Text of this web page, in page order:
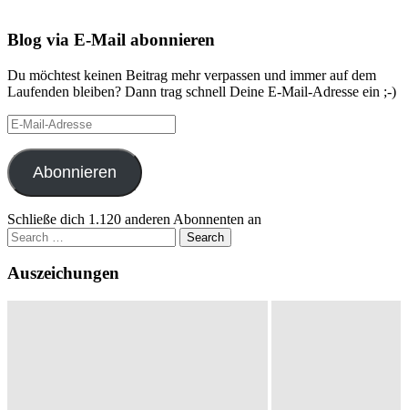
Blog via E-Mail abonnieren
Du möchtest keinen Beitrag mehr verpassen und immer auf dem
Laufenden bleiben? Dann trag schnell Deine E-Mail-Adresse ein ;-)
E-
Mail-
Adresse
Abonnieren
Schließe dich 1.120 anderen Abonnenten an
Search
for:
Auszeichungen